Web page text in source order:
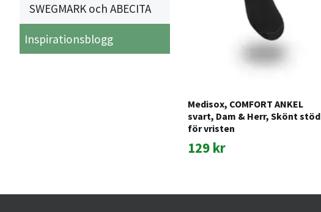
SWEGMARK och ABECITA
Inspirationsblogg
Medisox, COMFORT ANKEL
svart, Dam & Herr, Skönt stöd
för vristen
129 kr